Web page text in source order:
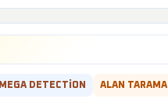
MEGA DETECTION ALAN TARAMA